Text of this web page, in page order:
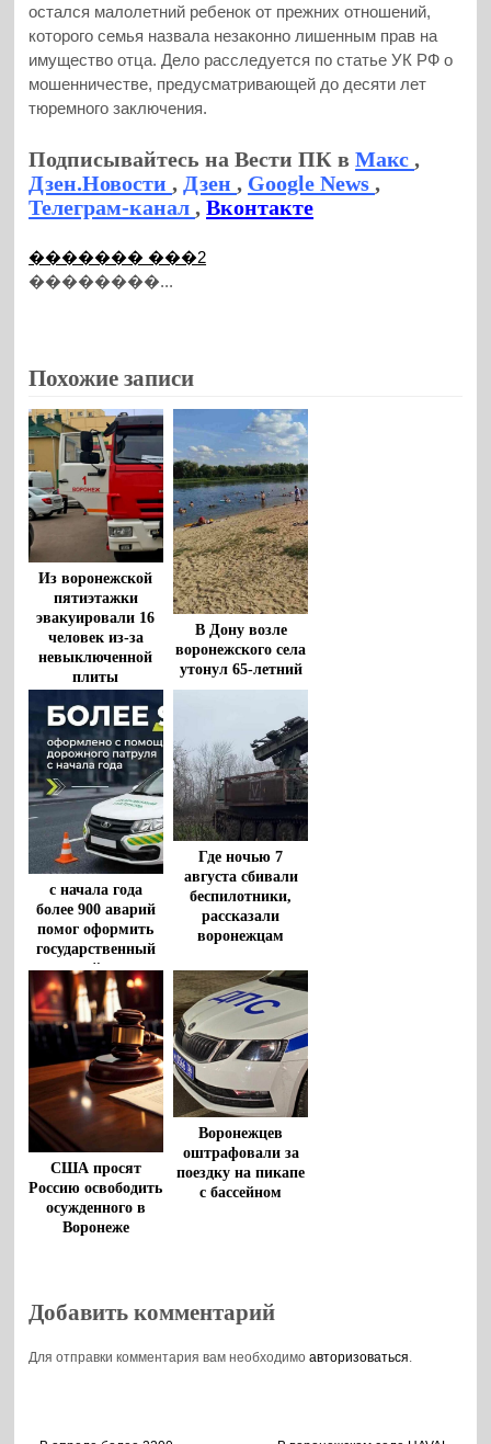
остался малолетний ребенок от прежних отношений,
которого семья назвала незаконно лишенным прав на
имущество отца. Дело расследуется по статье УК РФ о
мошенничестве, предусматривающей до десяти лет
тюремного заключения.
Подписывайтесь на Вести ПК вМакс,
Дзен.Новости, Дзен, Google News,
Телеграм-канал,Вконтакте
������� ���2
��������...
Похожие записи
Из воронежской
пятиэтажки
эвакуировали 16
человек из-за
невыключенной
плиты
В Дону возле
воронежского села
утонул 65-летний
мужчина
с начала года
более 900 аварий
помог оформить
государственный
дорожный патруль
Где ночью 7
августа сбивали
беспилотники,
рассказали
воронежцам
США просят
Россию освободить
осужденного в
Воронеже
Воронежцев
оштрафовали за
поездку на пикапе
с бассейном
Добавить комментарий
Для отправки комментария вам необходимоавторизоваться.